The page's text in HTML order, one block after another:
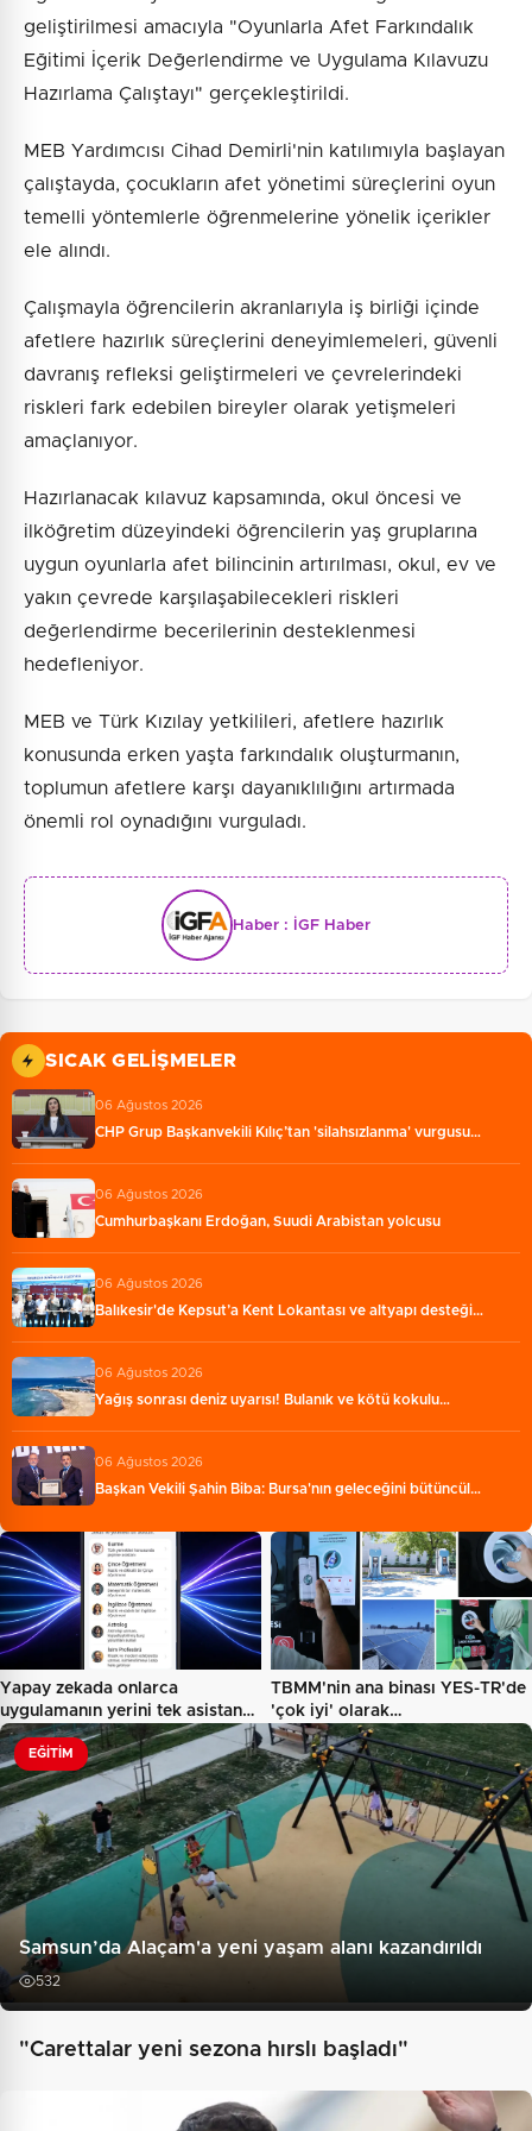
geliştirilmesi amacıyla "Oyunlarla Afet Farkındalık
Eğitimi İçerik Değerlendirme ve Uygulama Kılavuzu
Hazırlama Çalıştayı" gerçekleştirildi.
MEB Yardımcısı Cihad Demirli'nin katılımıyla başlayan
çalıştayda, çocukların afet yönetimi süreçlerini oyun
temelli yöntemlerle öğrenmelerine yönelik içerikler
ele alındı.
Çalışmayla öğrencilerin akranlarıyla iş birliği içinde
afetlere hazırlık süreçlerini deneyimlemeleri, güvenli
davranış refleksi geliştirmeleri ve çevrelerindeki
riskleri fark edebilen bireyler olarak yetişmeleri
amaçlanıyor.
Hazırlanacak kılavuz kapsamında, okul öncesi ve
ilköğretim düzeyindeki öğrencilerin yaş gruplarına
uygun oyunlarla afet bilincinin artırılması, okul, ev ve
yakın çevrede karşılaşabilecekleri riskleri
değerlendirme becerilerinin desteklenmesi
hedefleniyor.
MEB ve Türk Kızılay yetkilileri, afetlere hazırlık
konusunda erken yaşta farkındalık oluşturmanın,
toplumun afetlere karşı dayanıklılığını artırmada
önemli rol oynadığını vurguladı.
Haber : İGF Haber
SICAK GELIŞMELER
06 Ağustos 2026
CHP Grup Başkanvekili Kılıç’tan 'silahsızlanma' vurgusu…
06 Ağustos 2026
Cumhurbaşkanı Erdoğan, Suudi Arabistan yolcusu
06 Ağustos 2026
Balıkesir'de Kepsut’a Kent Lokantası ve altyapı desteği…
06 Ağustos 2026
Yağış sonrası deniz uyarısı! Bulanık ve kötü kokulu…
06 Ağustos 2026
Başkan Vekili Şahin Biba: Bursa'nın geleceğini bütüncül…
Yapay zekada onlarca
uygulamanın yerini tek asistan…
TBMM'nin ana binası YES-TR'de
'çok iyi' olarak
sertifikalandırıldı…
EĞITIM
Samsun’da Alaçam'a yeni yaşam alanı kazandırıldı
532
"Carettalar yeni sezona hırslı başladı"